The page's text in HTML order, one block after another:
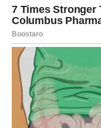
Ne skrivajte srce iza
Ljubav vam
Pred vama su
LAV